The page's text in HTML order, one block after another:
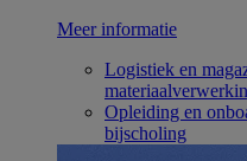
Meer informatie
Logistiek en
Opleiding en
bijscholing